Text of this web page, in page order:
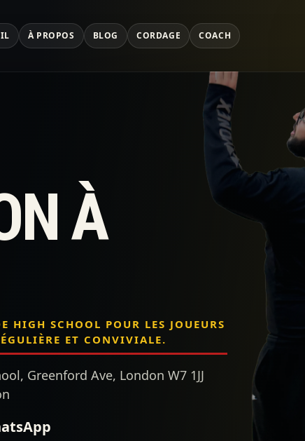
À PROPOS BLOG CORDAGE COACH
À
SCHOOL POUR LES JOUEURS
ET CONVIVIALE.
Greenford Ave, London W7 1JJ